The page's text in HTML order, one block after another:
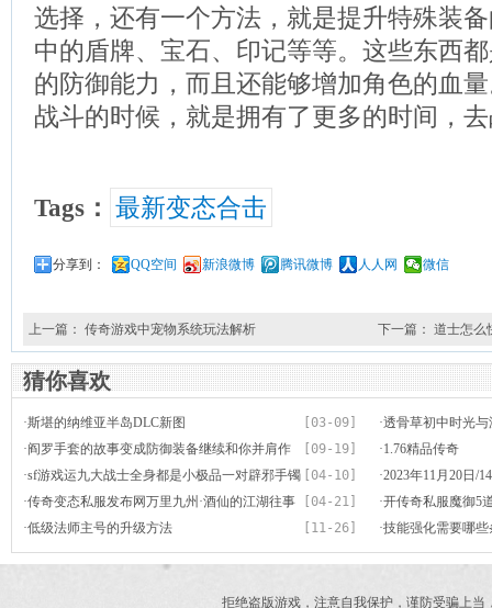
选择，还有一个方法，就是提升特殊装
中的盾牌、宝石、印记等等。这些东西
的防御能力，而且还能够增加角色的血
战斗的时候，就是拥有了更多的时间，
Tags： 最新变态合击
分享到： QQ空间 新浪微博 腾讯微博 人人网 微信
上一篇： 传奇游戏中宠物系统玩法解析 下一篇： 道士怎么
猜你喜欢
[03-09]
·斯堪的纳维亚半岛DLC新图 ·透骨草初中时光
[09-19]
·阎罗手套的故事变成防御装备继续和你并肩作
战
·1.76精品传奇
[04-10]
·sf游戏运九大战士全身都是小极品一对辟邪手镯
馋哭同行
·2023年11月20日/
[04-21]
·传奇变态私服发布网万里九州·酒仙的江湖往事
吧
·开传奇私服魔御5
银蛇加咒骂
[11-26]
·低级法师主号的升级方法 ·技能强化需要哪些
拒绝盗版游戏，注意自我保护，谨防受骗上